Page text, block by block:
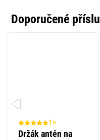
Doporučené
1×
Držák antén na